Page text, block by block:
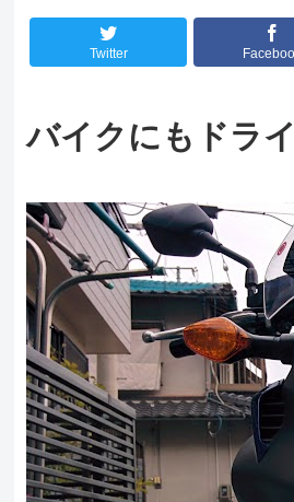
Twitter
バイクにもドラ